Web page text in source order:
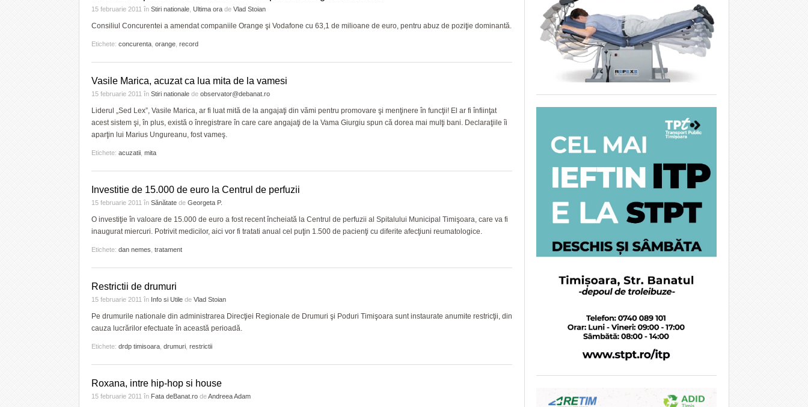
15 februarie 2011 în Stiri nationale Ultima ora de Vlad Stoian
Consiliul Concurentei a amendat companiile Orange şi Vodafone cu 63,1 de milioane de euro, pentru abuz de poziţie dominantă.
Etichete: concurenta orange record
Vasile Marica, acuzat ca lua mita de la vamesi
15 februarie 2011 în Stiri nationale de observator@debanat.ro
Liderul „Sed Lex”, Vasile Marica, ar fi luat mită de la angajaţi din vămi pentru promovare şi menţinere în funcţii! El ar fi înfiinţat
acest sistem şi, în plus, există o înregistrare în care care angajaţi de la Vama Giurgiu spun că dorea mai mulţi bani. Declaraţiile îi
aparţin lui Marius Ungureanu, fost vameş.
Etichete: acuzatii mita
Investitie de 15.000 de euro la Centrul de perfuzii
15 februarie 2011 în Sănătate de Georgeta P.
O investiţie în valoare de 15.000 de euro a fost recent încheiată la Centrul de perfuzii al Spitalului Municipal Timişoara, care va fi
inaugurat miercuri. Potrivit medicilor, aici vor fi tratati anual cel puţin 1.500 de pacienţi cu diferite afecţiuni reumatologice.
Etichete: dan nemes tratament
Restrictii de drumuri
15 februarie 2011 în Info si Utile de Vlad Stoian
Pe drumurile nationale din administrarea Direcţiei Regionale de Drumuri şi Poduri Timişoara sunt instaurate anumite restricţii, din
cauza lucrărilor efectuate în această perioadă.
Etichete: drdp timisoara drumuri restrictii
Roxana, intre hip-hop si house
15 februarie 2011 în Fata deBanat.ro deAndreea Adam